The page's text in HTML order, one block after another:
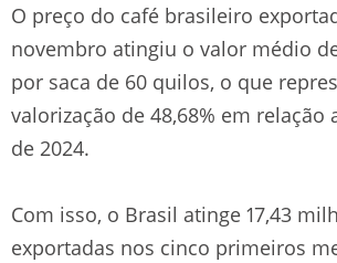
O preço do café brasileiro
novembro atingiu o valor médio
por saca de 60 quilos, o que
valorização de 48,68% em relação
de 2024.
Com isso, o Brasil atinge 17,43
exportadas nos cinco primeiros